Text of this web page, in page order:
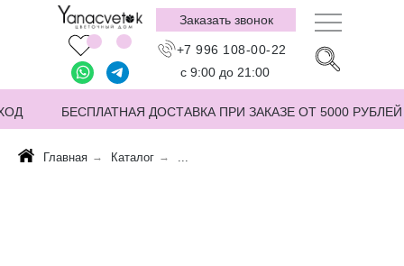
+7 996 108-00-22
Заказать звонок
БЕСПЛАТНАЯ ДОСТАВКА ПРИ ЗАКАЗЕ ОТ 5000 РУБЛЕЙ
с 9:00 до 21:00
Главная → Каталог → ...